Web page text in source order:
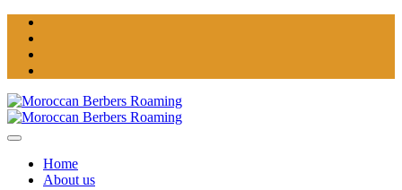
Home
About us